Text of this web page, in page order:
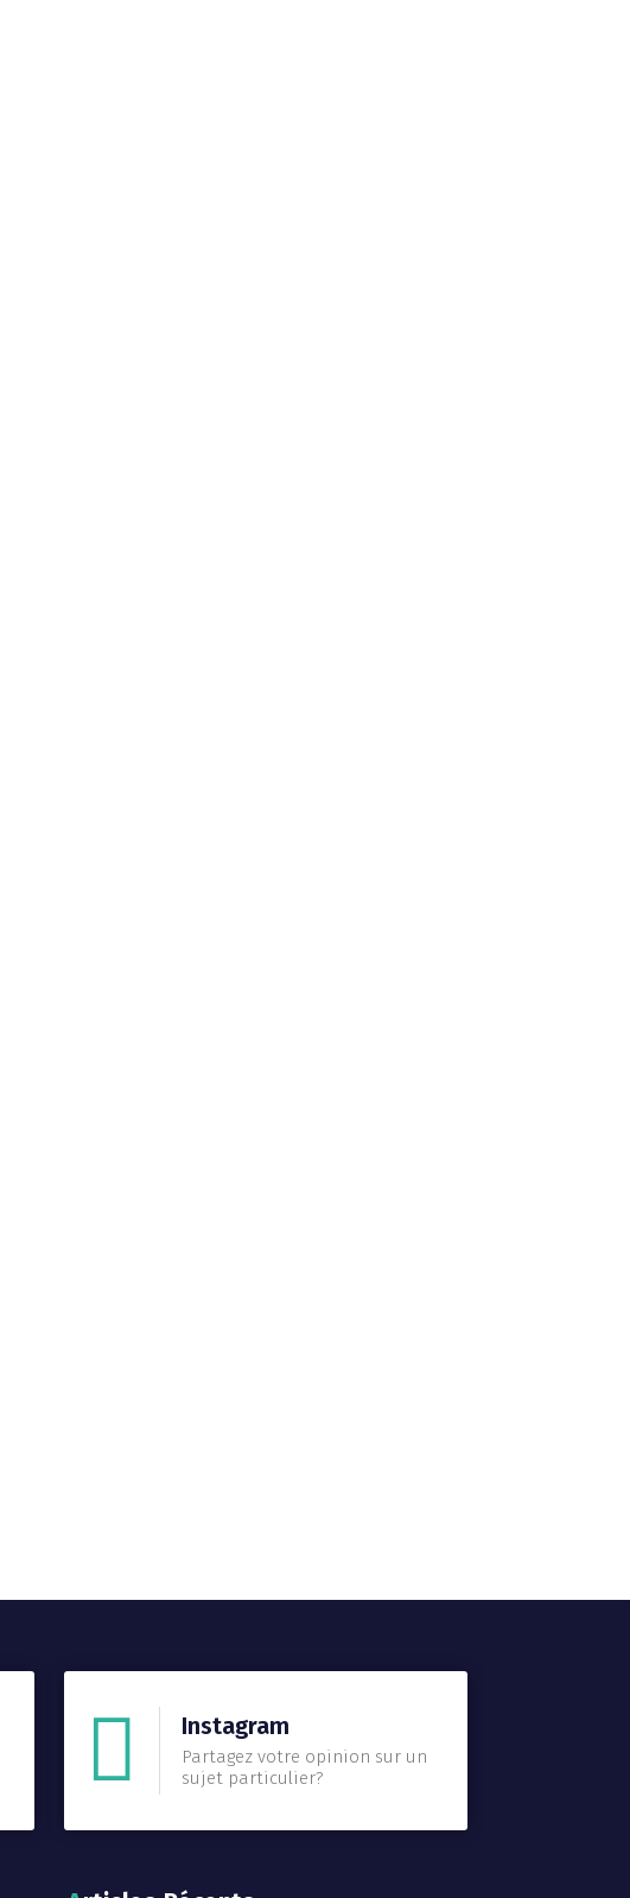
Instagram
Partagez votre opinion sur un
sujet particulier?